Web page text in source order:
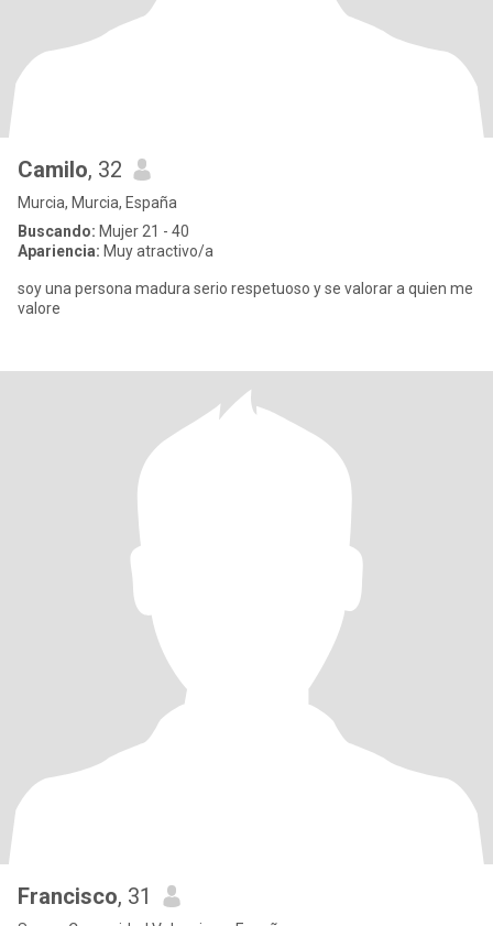
Camilo, 32
Murcia, Murcia, España
Buscando: Mujer 21 - 40
Apariencia: Muy atractivo/a
soy una persona madura serio respetuoso y se valorar a quien me
valore
Francisco, 31